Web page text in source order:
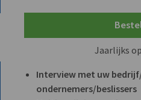
Jaarlijks
Interview met uw
ondernemers/beslissers